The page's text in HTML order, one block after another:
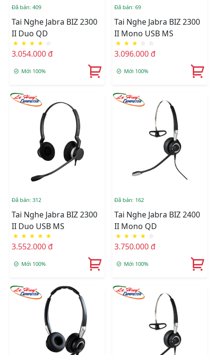
Đã bán: 409
Tai Nghe Jabra BIZ 2300
II Duo QD
★ ★ ★ ★ ☆
3.054.000 đ
Mới 100%
Đã bán: 69
Tai Nghe Jabra BIZ 2300
II Mono USB MS
★ ★ ★ ☆ ☆
3.096.000 đ
Mới 100%
Đã bán: 312
Tai Nghe Jabra BIZ 2300
II Duo USB MS
★ ★ ★ ★ ★
3.552.000 đ
Mới 100%
Đã bán: 162
Tai Nghe Jabra BIZ 2400
II Mono QD
★ ★ ★ ★ ☆
3.750.000 đ
Mới 100%